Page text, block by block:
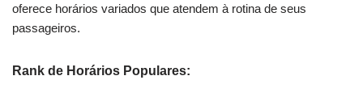
oferece horários variados que atendem à rotina de seus
passageiros.
Rank de Horários Populares: